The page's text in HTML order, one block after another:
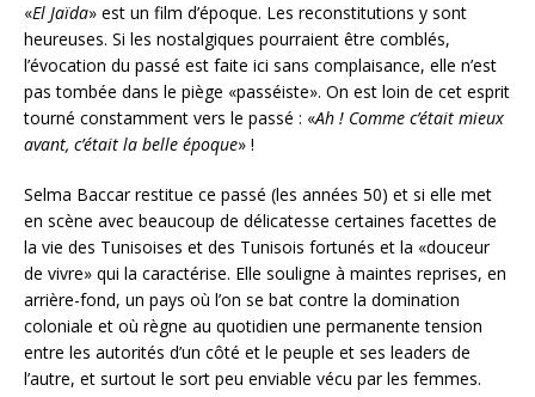
«El Jaïda» est un film d’époque. Les reconstitutions y sont
heureuses. Si les nostalgiques pourraient être comblés,
l’évocation du passé est faite ici sans complaisance, elle n’est
pas tombée dans le piège «passéiste». On est loin de cet esprit
tourné constamment vers le passé : «Ah ! Comme c’était mieux
avant, c’était la belle époque» !
Selma Baccar restitue ce passé (les années 50) et si elle met
en scène avec beaucoup de délicatesse certaines facettes de
la vie des Tunisoises et des Tunisois fortunés et la «douceur
de vivre» qui la caractérise. Elle souligne à maintes reprises, en
arrière-fond, un pays où l’on se bat contre la domination
coloniale et où règne au quotidien une permanente tension
entre les autorités d’un côté et le peuple et ses leaders de
l’autre, et surtout le sort peu enviable vécu par les femmes.